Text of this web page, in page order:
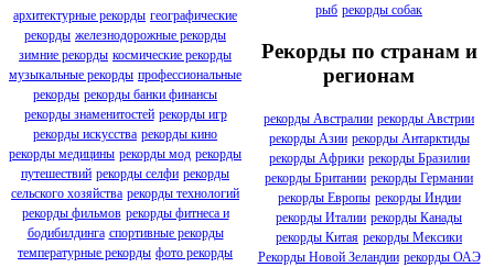
архитектурные рекорды географические
рекорды железнодорожные рекорды
зимние рекорды космические рекорды
музыкальные рекорды профессиональные
рекорды рекорды банки финансы
рекорды знаменитостей рекорды игр
рекорды искусства рекорды кино
рекорды медицины рекорды мод рекорды
путешествий рекорды селфи рекорды
сельского хозяйства рекорды технологий
рекорды фильмов рекорды фитнеса и
бодибилдинга спортивные рекорды
температурные рекорды фото рекорды
рыб рекорды собак
Рекорды по странам и
регионам
рекорды Австралии рекорды Австрии
рекорды Азии рекорды Антарктиды
рекорды Африки рекорды Бразилии
рекорды Британии рекорды Германии
рекорды Европы рекорды Индии
рекорды Италии рекорды Канады
рекорды Китая рекорды Мексики
Рекорды Новой Зеландии рекорды ОАЭ